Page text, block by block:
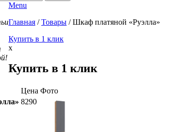
Menu
Главная / Товары / Шкаф платяной «Руэлла»
Купить в 1 клик
x
Купить в 1 клик
Цена Фото
8290